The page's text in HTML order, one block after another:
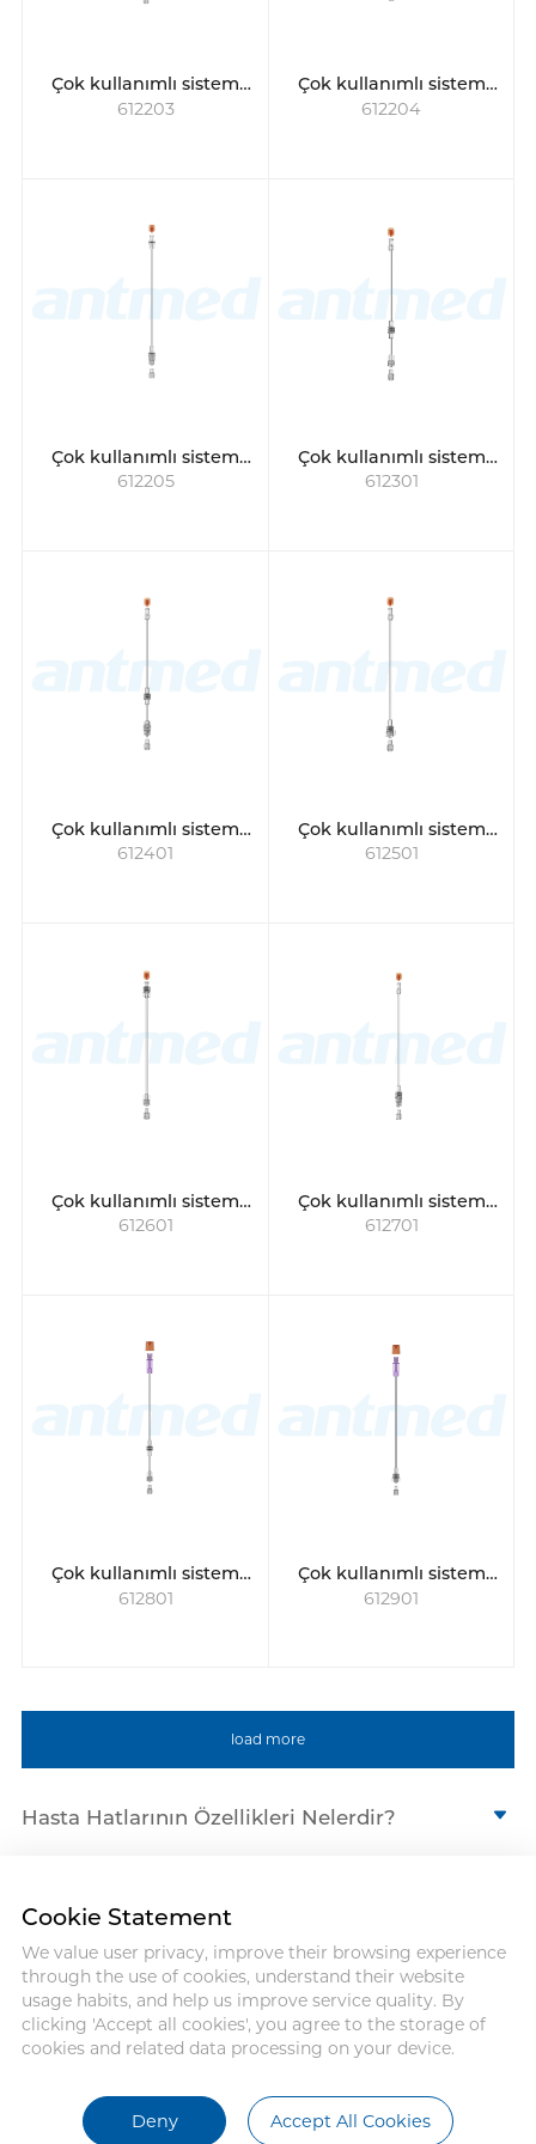
Çok kullanımlı sistem
için hasta hattı
612203
Çok kullanımlı sistem
için hasta hattı
612204
Çok kullanımlı sistem
için hasta hattı
612205
Çok kullanımlı sistem
için hasta hattı
612301
Çok kullanımlı sistem
için hasta hattı
612401
Çok kullanımlı sistem
için hasta hattı
612501
Çok kullanımlı sistem
için hasta hattı
612601
Çok kullanımlı sistem
için hasta hattı
612701
Çok kullanımlı sistem
için hasta hattı
612801
Çok kullanımlı sistem
için hasta hattı
612901
load more
Hasta Hatlarının Özellikleri Nelerdir?
edilen görüntünün netliğini artırmak
amacıyla çoğunlukla tıbbi görüntüleme
alanında kullanılır. Hasta hatları; performans,
güvenlik ve kullanım kolaylığı açısından
çeşitli temel özelliklere sahiptir:
1. Yüksek basınç dayanımı
enjeksiyonu sırasında oluşan yüksek basınca
dayanacak şekilde tasarlanmıştır.
Address : 18 Jinhui Ave., Pingshan
District, Shenzhen, 518122, China
Tel : +86-755-86060992
Email:info@antmed.com
ANTMED CO.,LTD.
Cookie Statement
We value user privacy, improve their browsing experience
through the use of cookies, understand their website
usage habits, and help us improve service quality. By
clicking 'Accept all cookies', you agree to the storage of
cookies and related data processing on your device.
Deny Accept All Cookies